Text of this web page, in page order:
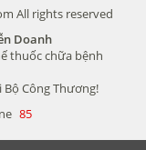
All rights reserved
Doanh
thuốc chữa bệnh
Công Thương!
85